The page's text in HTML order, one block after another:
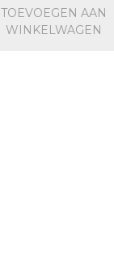
TOEVOEGEN AAN
WINKELWAGEN